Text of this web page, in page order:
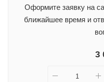
Оформите заявку на
ближайшее время и
3